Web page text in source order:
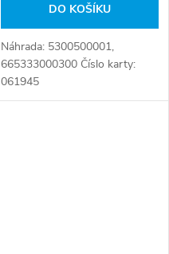
DO KOŠÍKU
Náhrada: 5300500001,
665333000300 Číslo karty:
061945